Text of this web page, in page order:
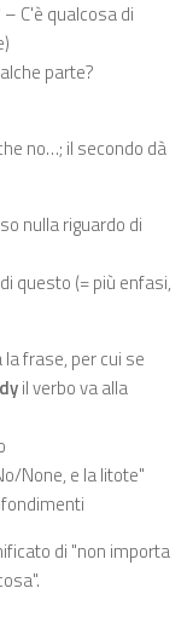
C'è qualcosa di
parte?
no…; il secondo dà
nulla riguardo di
questo (= più enfasi,
frase, per cui se
il verbo va alla
None, e la litote"
di "non importa